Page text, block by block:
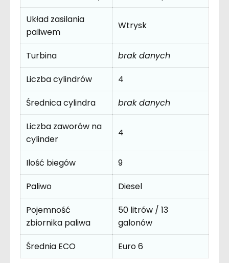
Układ zasilania
paliwem
Wtrysk
Turbina
brak danych
Liczba cylindrów
4
Średnica cylindra
brak danych
Liczba zaworów na
cylinder
4
Ilość biegów
9
Paliwo
Diesel
Pojemność
zbiornika paliwa
50 litrów / 13
galonów
Średnia ECO
Euro 6